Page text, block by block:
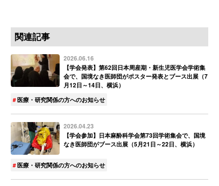
関連記事
2026.06.16
【学会発表】第62回日本周産期・新生児医学会学術集
会で、国境なき医師団がポスター発表とブース出展（7
月12日～14日、横浜）
医療・研究関係の方へのお知らせ
2026.04.23
【学会参加】日本麻酔科学会第73回学術集会で、国境
なき医師団がブース出展（5月21日～22日、横浜）
医療・研究関係の方へのお知らせ